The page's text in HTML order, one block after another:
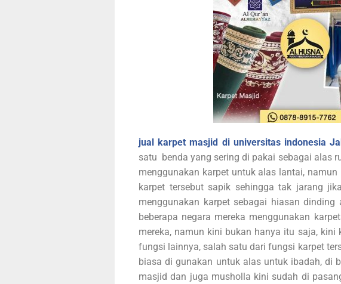
jual karpet masjid di universitas indonesia
satu benda yang sering di pakai sebagai alas
menggunakan karpet untuk alas lantai,
karpet tersebut sapik sehingga tak jarang
menggunakan karpet sebagai hiasan
beberapa negara mereka menggunakan
mereka, namun kini bukan hanya itu saja,
fungsi lainnya, salah satu dari fungsi karpet
biasa di gunakan untuk alas untuk ibadah, di
masjid dan juga musholla kini sudah di